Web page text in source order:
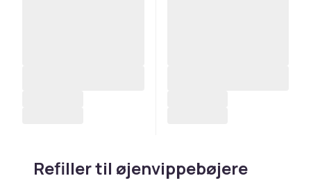
Refiller til øjenvippebøjere